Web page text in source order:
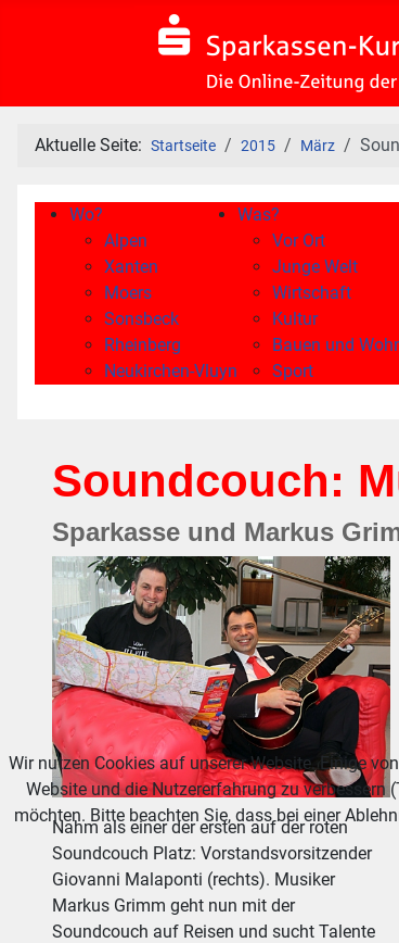
Aktuelle Seite: Startseite 2015 März
Wo?
Alpen
Xanten
Moers
Sonsbeck
Rheinberg
Neukirchen-Vluyn
Was?
Vor Ort
Junge Welt
Wirtschaft
Kultur
Bauen und
Sport
Soundcouch:
Sparkasse und Markus
Nahm als einer der ersten auf der roten
Soundcouch Platz: Vorstandsvorsitzender
Giovanni Malaponti (rechts). Musiker
Markus Grimm geht nun mit der
Soundcouch auf Reisen und sucht Talente
Wir nutzen Cookies auf unserer Website. Einige
Website und die Nutzererfahrung zu verbessern
möchten. Bitte beachten Sie, dass bei einer